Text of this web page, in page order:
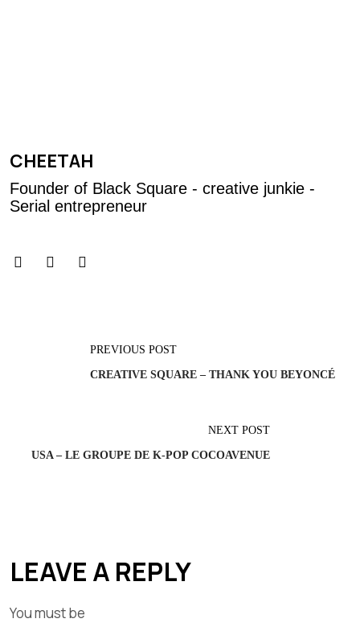
CHEETAH
Founder of Black Square - creative junkie -
Serial entrepreneur
PREVIOUS POST
CREATIVE SQUARE – THANK YOU BEYONCÉ
NEXT POST
USA – LE GROUPE DE K-POP COCOAVENUE
LEAVE A REPLY
You must be